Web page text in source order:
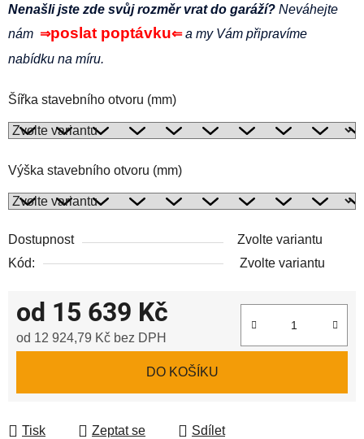
Nenašli jste zde svůj rozměr vrat do garáží? Neváhejte
nám ⇒poslat poptávku⇐ a my Vám připravíme
nabídku na míru.
Šířka stavebního otvoru (mm)
Výška stavebního otvoru (mm)
Dostupnost
Zvolte variantu
Kód:
Zvolte variantu
od 15 639 Kč
od 12 924,79 Kč bez DPH
DO KOŠÍKU
Tisk Zeptat se Sdílet